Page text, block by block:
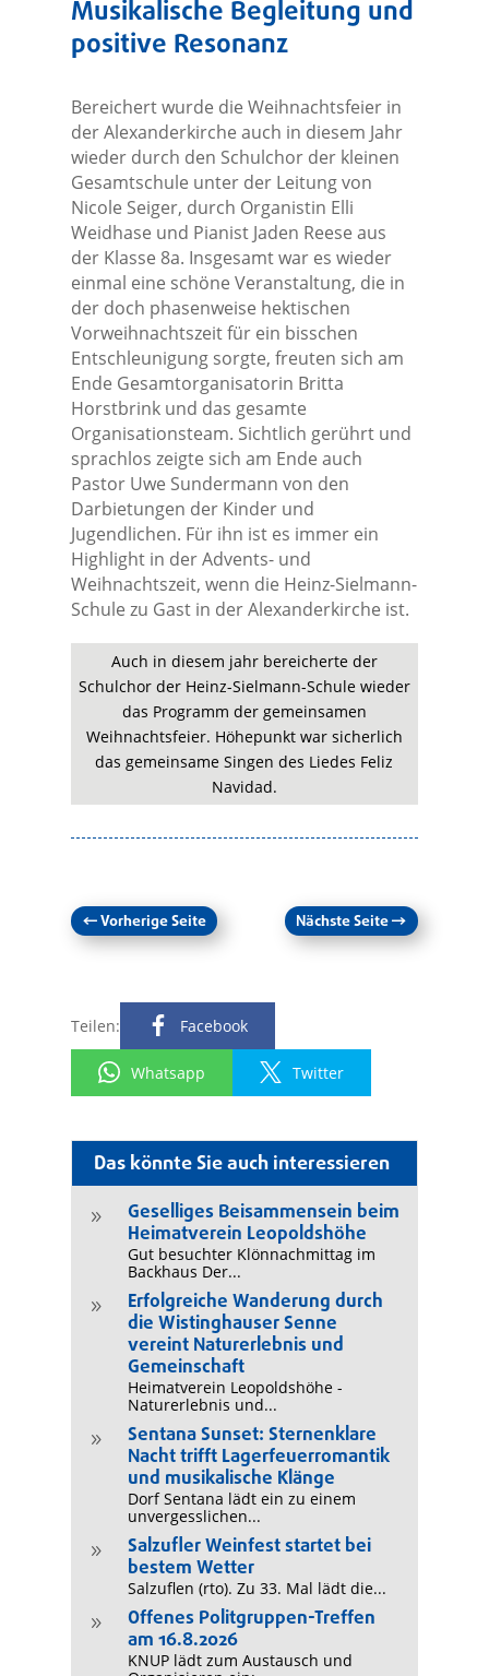
Das könnte Sie auch interessieren
9
Geselliges Beisammensein beim
Heimatverein Leopoldshöhe
Gut besuchter Klönnachmittag im
Backhaus Der...
9
Erfolgreiche Wanderung durch
die Wistinghauser Senne
vereint Naturerlebnis und
Gemeinschaft
Heimatverein Leopoldshöhe -
Naturerlebnis und...
9
Sentana Sunset: Sternenklare
Nacht trifft Lagerfeuerromantik
und musikalische Klänge
Dorf Sentana lädt ein zu einem
unvergesslichen...
9
Salzufler Weinfest startet bei
bestem Wetter
Salzuflen (rto). Zu 33. Mal lädt die...
9
Offenes Politgruppen-Treffen
am 16.8.2026
KNUP lädt zum Austausch und
Musikalische Begleitung und
positive Resonanz
Bereichert wurde die Weihnachtsfeier in
der Alexanderkirche auch in diesem Jahr
wieder durch den Schulchor der kleinen
Gesamtschule unter der Leitung von
Nicole Seiger, durch Organistin Elli
Weidhase und Pianist Jaden Reese aus
der Klasse 8a. Insgesamt war es wieder
einmal eine schöne Veranstaltung, die in
der doch phasenweise hektischen
Vorweihnachtszeit für ein bisschen
Entschleunigung sorgte, freuten sich am
Ende Gesamtorganisatorin Britta
Horstbrink und das gesamte
Organisationsteam. Sichtlich gerührt und
sprachlos zeigte sich am Ende auch
Pastor Uwe Sundermann von den
Darbietungen der Kinder und
Jugendlichen. Für ihn ist es immer ein
Highlight in der Advents- und
Weihnachtszeit, wenn die Heinz-Sielmann-
Schule zu Gast in der Alexanderkirche ist.
Auch in diesem jahr bereicherte der
Schulchor der Heinz-Sielmann-Schule wieder
das Programm der gemeinsamen
Weihnachtsfeier. Höhepunkt war sicherlich
das gemeinsame Singen des Liedes Feliz
Navidad.
←Vorherige Seite Nächste Seite→
Teilen: Facebook
Whatsapp Twitter